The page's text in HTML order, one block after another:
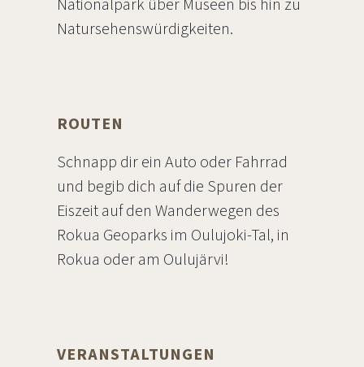
Nationalpark über Museen bis hin zu
Natursehenswürdigkeiten.
ROUTEN
Schnapp dir ein Auto oder Fahrrad
und begib dich auf die Spuren der
Eiszeit auf den Wanderwegen des
Rokua Geoparks im Oulujoki-Tal, in
Rokua oder am Oulujärvi!
VERANSTALTUNGEN